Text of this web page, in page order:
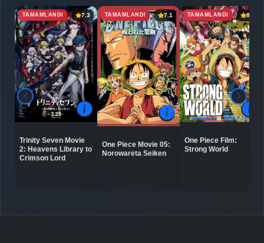
TAMAMLANDI 7.3
Trinity Seven Movie
2: Heavens Library to
Crimson Lord
TAMAMLANDI 7.1
One Piece Movie 05:
Norowareta Seiken
TAMAMLANDI 8.0
One Piece Film:
Strong World